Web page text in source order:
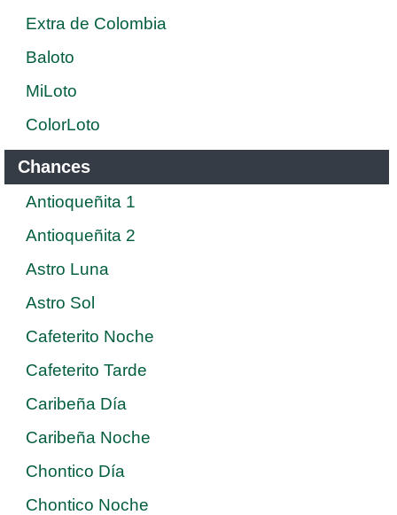
Extra de Colombia
Baloto
MiLoto
ColorLoto
Chances
Antioqueñita 1
Antioqueñita 2
Astro Luna
Astro Sol
Cafeterito Noche
Cafeterito Tarde
Caribeña Día
Caribeña Noche
Chontico Día
Chontico Noche